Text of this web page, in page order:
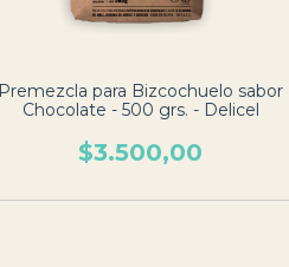
Premezcla para Bizcochuelo sabor
Chocolate - 500 grs. - Delicel
$3.500,00